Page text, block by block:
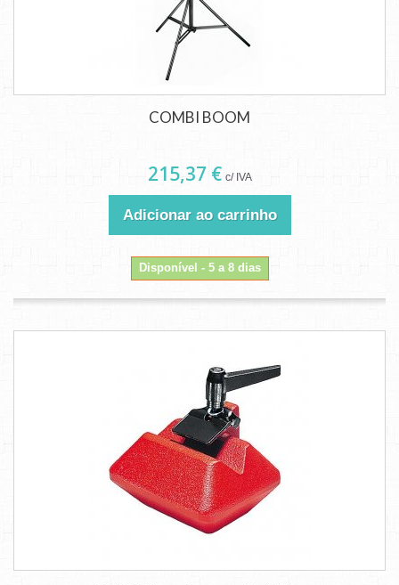
COMBI BOOM
215,37 € c/ IVA
Adicionar ao carrinho
Disponível - 5 a 8 dias